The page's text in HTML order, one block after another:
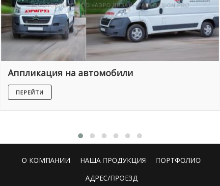
Аппликация на автомобили
ПЕРЕЙТИ
О КОМПАНИИ НАША ПРОДУКЦИЯ
ПОРТФОЛИО
АДРЕС/ПРОЕЗД